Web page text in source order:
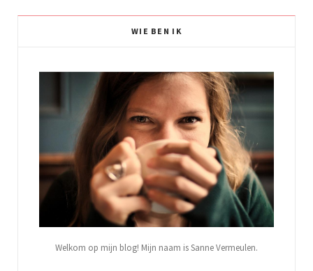
WIE BEN IK
Welkom op mijn blog! Mijn naam is Sanne Vermeulen.